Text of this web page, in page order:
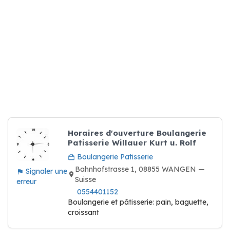
Signaler une
erreur
Horaires d'ouverture Boulangerie
Patisserie Willauer Kurt u. Rolf
Boulangerie Patisserie
Bahnhofstrasse 1, 08855 WANGEN —
Suisse
0554401152
Boulangerie et pâtisserie: pain, baguette,
croissant